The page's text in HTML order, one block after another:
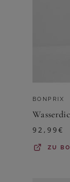
BONPRIX
92,99€
ZU